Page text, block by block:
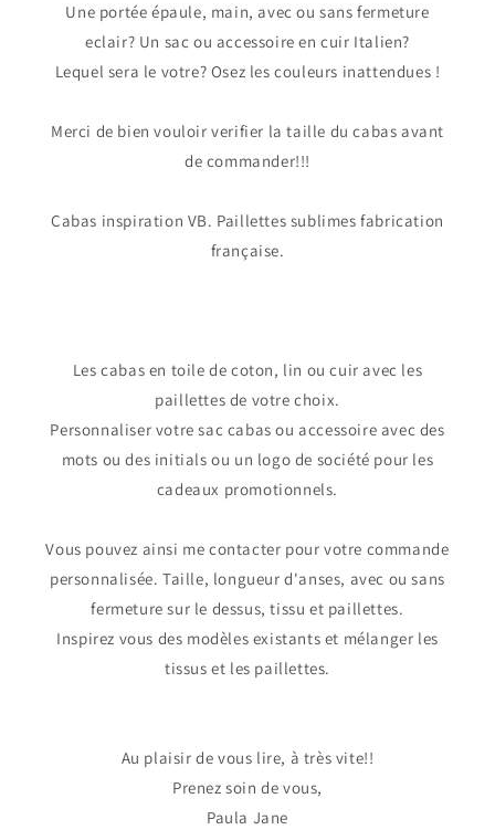
Une portée épaule, main, avec ou sans fermeture
eclair? Un sac ou accessoire en cuir Italien?
Lequel sera le votre? Osez les couleurs inattendues !
Merci de bien vouloir verifier la taille du cabas avant
de commander!!!
Cabas inspiration VB. Paillettes sublimes fabrication
française.
Les cabas en toile de coton, lin ou cuir avec les
paillettes de votre choix.
Personnaliser votre sac cabas ou accessoire avec des
mots ou des initials ou un logo de société pour les
cadeaux promotionnels.
Vous pouvez ainsi me contacter pour votre commande
personnalisée. Taille, longueur d'anses, avec ou sans
fermeture sur le dessus, tissu et paillettes.
Inspirez vous des modèles existants et mélanger les
tissus et les paillettes.
Au plaisir de vous lire, à très vite!!
Prenez soin de vous,
Paula Jane